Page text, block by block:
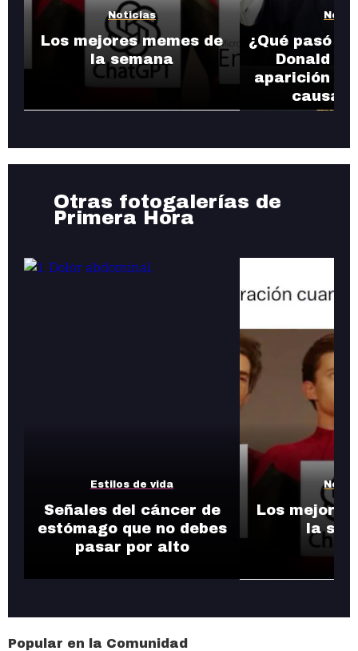
Noticias
Los mejores memes de
la semana
¿Qué pasó
Donald
aparición en
causa
Otras fotogalerías de
Primera Hora
Estilos de vida
Señales del cáncer de
estómago que no debes
pasar por alto
Los mejores
la
Popular en la Comunidad